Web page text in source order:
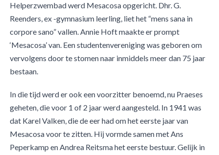
Helperzwembad werd Mesacosa opgericht. Dhr. G.
Reenders, ex -gymnasium leerling, liet het “mens sana in
corpore sano” vallen. Annie Hoft maakte er prompt
‘Mesacosa’ van. Een studentenvereniging was geboren om
vervolgens door te stomen naar inmiddels meer dan 75 jaar
bestaan.
In die tijd werd er ook een voorzitter benoemd, nu Praeses
geheten, die voor 1 of 2 jaar werd aangesteld. In 1941 was
dat Karel Valken, die de eer had om het eerste jaar van
Mesacosa voor te zitten. Hij vormde samen met Ans
Peperkamp en Andrea Reitsma het eerste bestuur. Gelijk in